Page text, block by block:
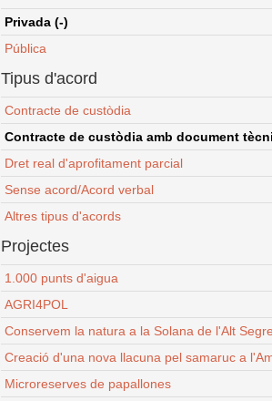
Privada (-)
Pública
Tipus d'acord
Contracte de custòdia
Contracte de custòdia amb document
Dret real d'aprofitament parcial
Sense acord/Acord verbal
Altres tipus d'acords
Projectes
1.000 punts d'aigua
AGRI4POL
Conservem la natura a la Solana de l'Alt
Creació d'una nova llacuna pel samaruc a
Microreserves de papallones